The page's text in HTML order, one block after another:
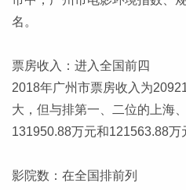
名。
票房收入：进入全国前四
2018年广州市票房收入为
大，但与排第一、二位的上海
131950.88万元和121563.88万
影院数：在全国排前列